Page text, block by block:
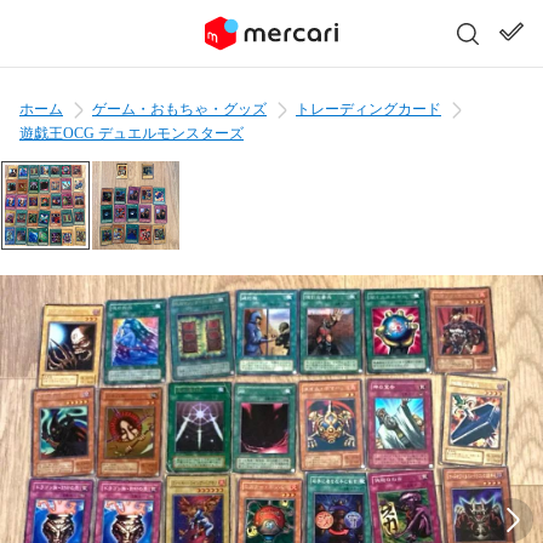
ホーム ゲーム・おもちゃ・グッズ
トレーディングカード
遊戯王OCG デュエルモンスターズ